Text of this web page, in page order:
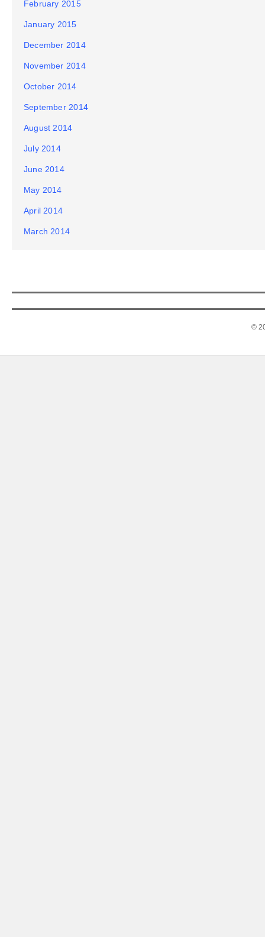
February 2015
January 2015
December 2014
November 2014
October 2014
September 2014
August 2014
July 2014
June 2014
May 2014
April 2014
March 2014
©